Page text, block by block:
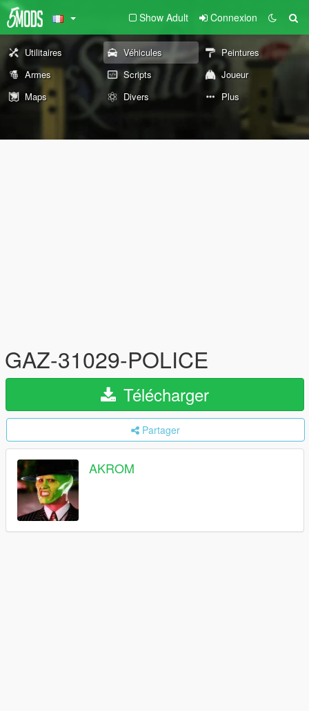
Show Adult Connexion
Utilitaires Véhicules
Peintures
Armes
Scripts
Joueur
Maps
Divers Plus
GAZ-31029-POLICE
Télécharger
Partager
AKROM